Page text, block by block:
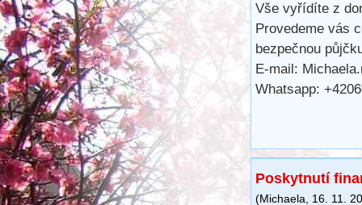
Vše vyřídíte z
Provedeme vás
bezpečnou
E-mail:
Whatsapp:
Poskytnutí
(Michaela, 16. 11.